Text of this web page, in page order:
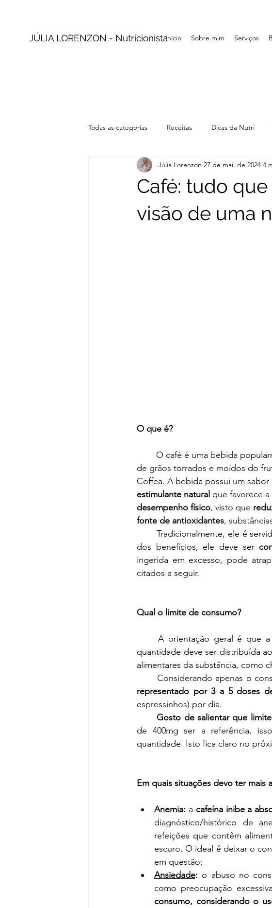
JÚLIA LORENZON - NutricionistaInício Sobre mim Serviços
Todas as categorias Receitas Dicas da Nutri
Café: tudo
visão de uma
Júlia Lorenzon 27 de mai. de 2024 4
O que é?
de grãos torrados e moídos do
Coffea. A bebida possui um
estimulante natural que favorece a
desempenho físico, visto que
fonte de antioxidantes,
dos benefícios, ele deve ser
ingerida em excesso, pode
citados a seguir.
Qual o limite de consumo?
	A orientação geral é que a
quantidade deve ser distribuída
alimentares da substância, como
Considerando apenas o
representado por 3 a 5 doses
espressinhos) por dia.
Gosto de salientar que
de 400mg ser a referência,
quantidade. Isto fica claro no
Em quais situações devo ter mais
Anemia: a cafeína inibe a
diagnóstico/histórico de
refeições que contêm
escuro. O ideal é deixar o
em questão;
Ansiedade: o abuso no
como preocupação
consumo, considerando o